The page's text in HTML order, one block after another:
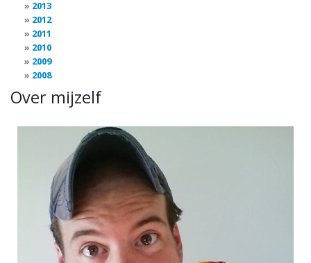
2013
2012
2011
2010
2009
2008
Over mijzelf